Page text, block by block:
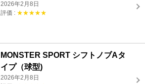
2026年2月8日
評価 : ★★★★★
MONSTER SPORT シフトノブAタ
イプ（球型)
2026年2月8日